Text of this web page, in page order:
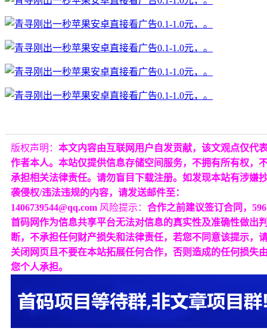
版权声明： 本文内容由互联网用户自发贡献，该文观点仅代
作者本人。本站仅提供信息存储空间服务，不拥有所有权，
承担相关法律责任。请勿盲目下载注册。如发现本站有涉嫌
袭侵权/违法违规的内容，请发送邮件至：
1406739544@qq.com 风险提示： 合作之前建议签订合同，596
首码网作为信息共享平台无法对信息的真实性及准确性做出
断，不承担任何财产损失和法律责任，若您不同意该提示，
关闭网页且不要在本站拓展任何合作，否则造成的任何损失
您个人承担。